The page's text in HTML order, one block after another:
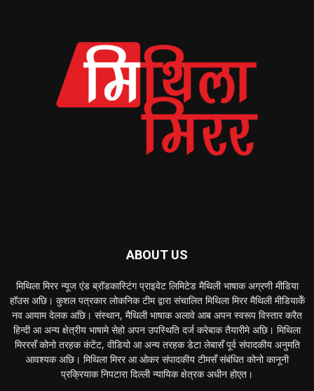
ABOUT US
मिथिला मिरर न्यूज एंड ब्रॉडकास्टिंग प्राइवेट लिमिटेड मैथिली भाषाक अग्रणी मीडिया
हॉउस अछि। कुशल पत्रकार लोकनिक टीम द्वारा संचालित मिथिला मिरर मैथिली मीडियाकेँ
नव आयाम देलक अछि। संस्थान, मैथिली भाषाक अलावे आब अपन स्वरूप विस्तार करैत
हिन्दी आ अन्य क्षेत्रीय भाषामे सेहो अपन उपस्थिति दर्ज करेबाक तैयारीमे अछि। मिथिला
मिररसँ कोनो तरहक कंटेंट, वीडियो आ अन्य तरहक डेटा लेबासँ पूर्व संपादकीय अनुमति
आवश्यक अछि। मिथिला मिरर आ ओकर संपादकीय टीमसँ संबंधित कोनो कानूनी
प्रक्रियाक निपटारा दिल्ली न्यायिक क्षेत्रक अधीन होएत।